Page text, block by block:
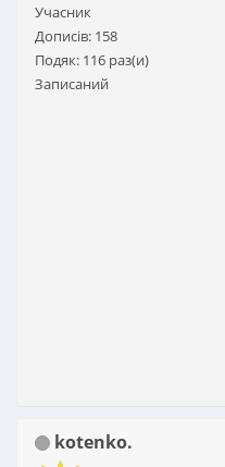
Учасник
Дописів: 158
Подяк: 116 раз(и)
Записаний
kotenko.